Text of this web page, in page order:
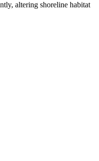
altering shoreline habitat